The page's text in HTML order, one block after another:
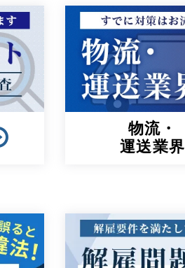
物流・
運送業界